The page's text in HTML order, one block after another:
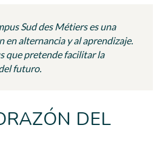
Sud des Métiers es una
en alternancia y al aprendizaje.
que pretende facilitar la
futuro.
DEL